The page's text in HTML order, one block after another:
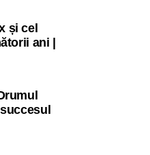
și cel
ani |